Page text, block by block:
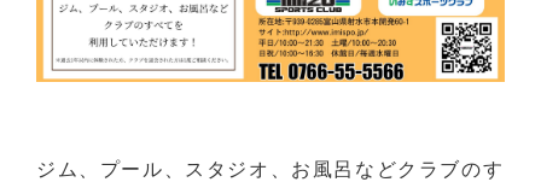
ジム、プール、スタジオ、お風呂などクラブのす